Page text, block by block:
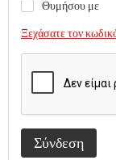
Θυμήσου με
Ξεχάσατε τον
Σύνδεση